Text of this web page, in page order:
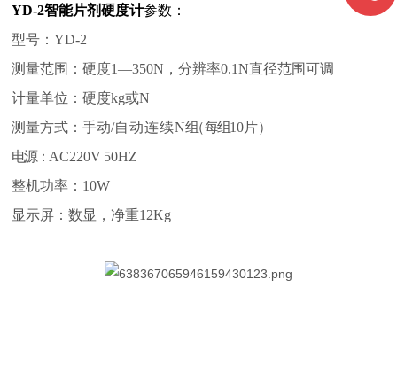
YD-2智能片剂硬度计参数：
型号：YD-2
测量范围：硬度1—350N，分辨率0.1N直径范围可调
计量单位：硬度kg或N
测量方式：手动/自动连续N组（每组10片）
电源： AC220V 50HZ
整机功率：10W
显示屏：数显，净重12Kg